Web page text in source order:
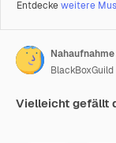
Entdeckeweitere
BlackBoxGuild
Vielleicht gefällt